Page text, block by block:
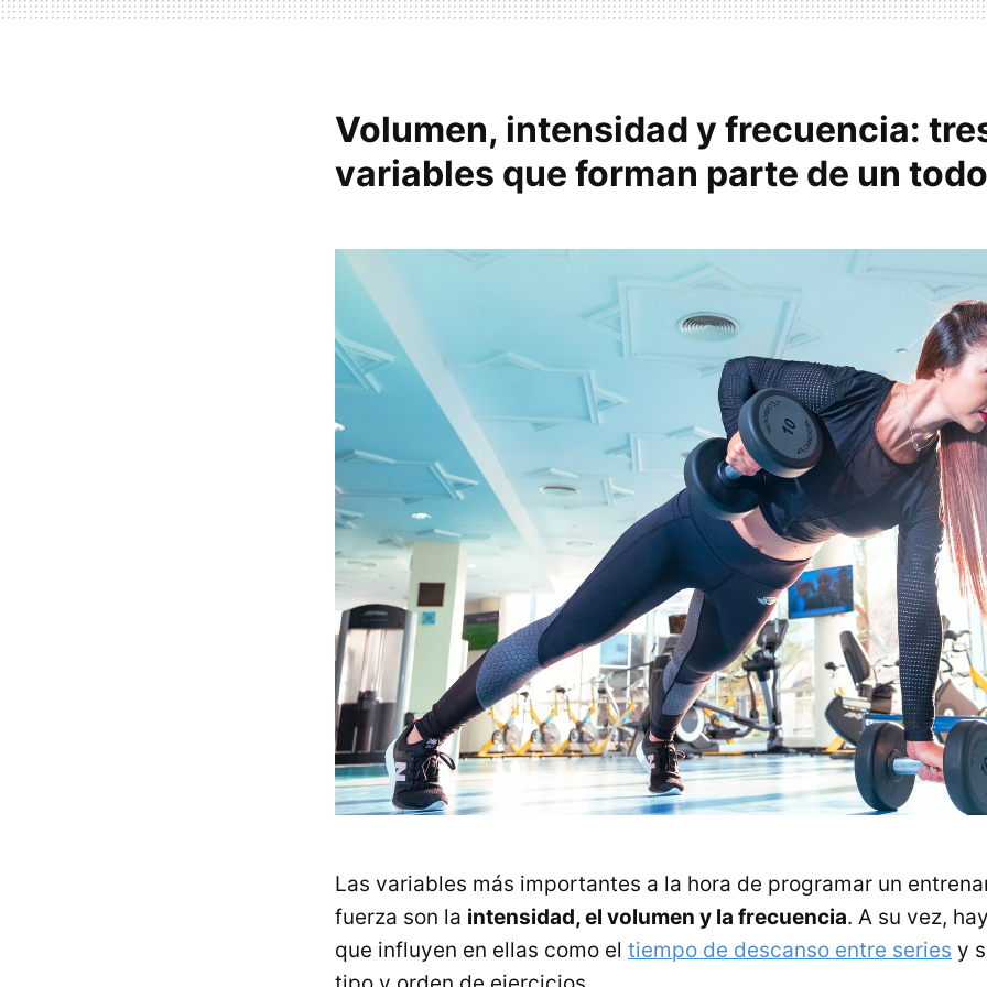
Volumen, intensidad y frecuencia:
variables que forman parte de un todo
Las variables más importantes a la hora de programar un
fuerza son la intensidad, el volumen y la frecuencia. A su vez,
que influyen en ellas como el tiempo de descanso entre series y